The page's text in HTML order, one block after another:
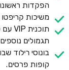
הפקדות
משיכות קריפטו
תגמולים
קופות פרסים.